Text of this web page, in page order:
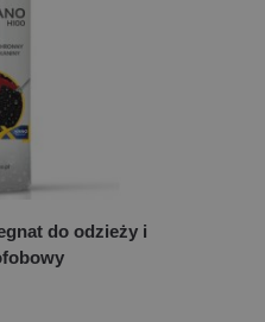
do odzieży i